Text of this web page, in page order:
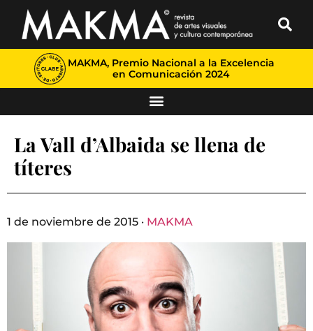
MAKMA, Premio Nacional a la Excelencia
en Comunicación 2024
La Vall d’Albaida se llena de
títeres
1 de noviembre de 2015 · MAKMA